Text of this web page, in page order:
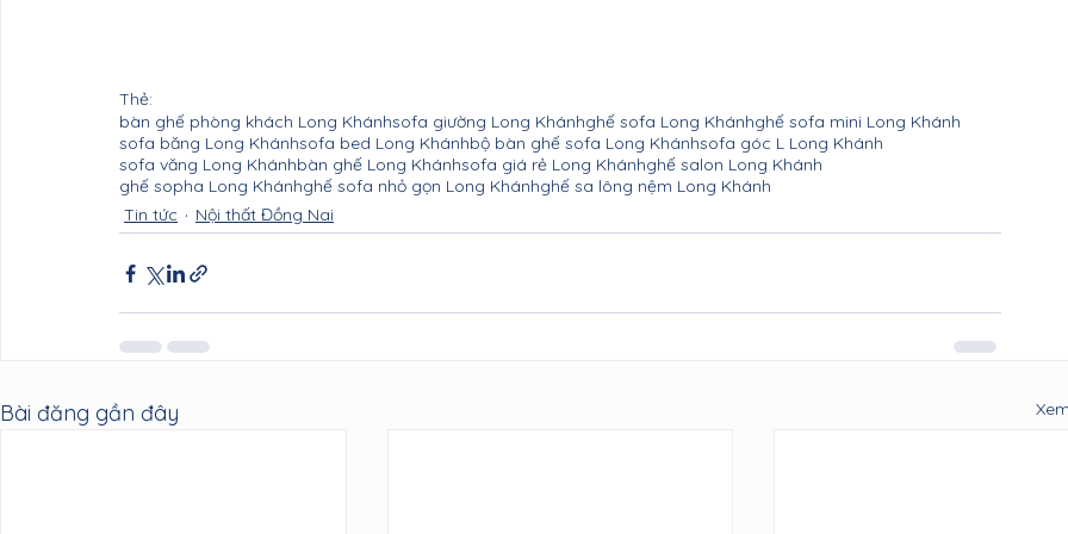
Thẻ:
bàn ghế phòng khách Long Khánhsofa giường Long Khánhghế sofa Long Khánhghế sofa mini Long Khánh
sofa băng Long Khánhsofa bed Long Khánhbộ bàn ghế sofa Long Khánhsofa góc L Long Khánh
sofa văng Long Khánhbàn ghế Long Khánhsofa giá rẻ Long Khánhghế salon Long Khánh
ghế sopha Long Khánhghế sofa nhỏ gọn Long Khánhghế sa lông nệm Long Khánh
Tin tức
Nội thất Đồng Nai
Bài đăng gần đây